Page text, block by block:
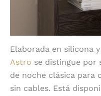
Elaborada en silicona
Astro se distingue por
de noche clásica para
sin cables. Está